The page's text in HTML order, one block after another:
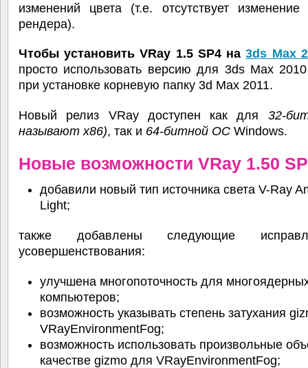
изменений цвета (т.е. отсутствует изменение
рендера).
Чтобы установить VRay 1.5 SP4 на3ds Max
просто использовать версию для 3ds Max 2010
при установке корневую папку 3d Max 2011.
Новый релиз VRay доступен как для 32-
называют x86), так и 64-битной ОС Windows.
Новые возможности VRay 1.50
добавили новый тип источника света V-Ray
Light;
также добавлены следующие
усовершенствования:
улучшена многопоточность для
компьютеров;
возможность указывать степень затухания
VRayEnvironmentFog;
возможность использовать произвольные
качестве gizmo для VRayEnvironmentFog;